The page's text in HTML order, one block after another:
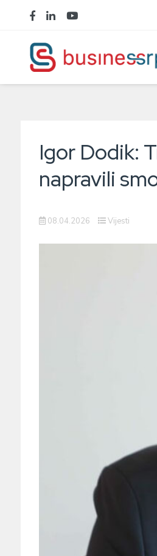
Igor Dodik:
napravili
08.04.2026 Vijesti